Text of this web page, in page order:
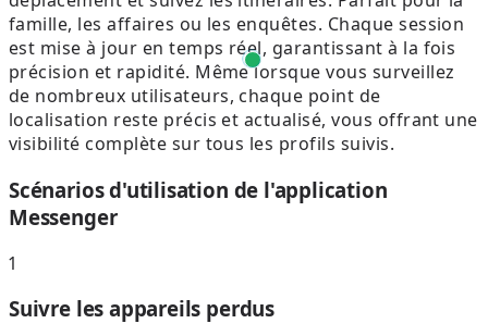
famille, les affaires ou les enquêtes. Chaque session
est mise à jour en temps réel, garantissant à la fois
précision et rapidité. Même lorsque vous surveillez
de nombreux utilisateurs, chaque point de
localisation reste précis et actualisé, vous offrant une
visibilité complète sur tous les profils suivis.
Scénarios d'utilisation de l'application
Messenger
1
Suivre les appareils perdus